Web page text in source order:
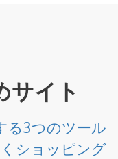
サイト
る3つのツール
ショッピング